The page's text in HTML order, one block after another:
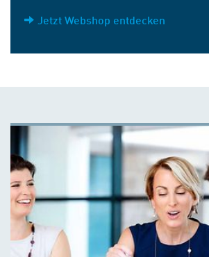
Jetzt Webshop entdecken